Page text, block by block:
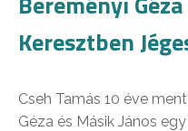
Keresztben
Cseh Tamás 10 éve
Géza és Másik János